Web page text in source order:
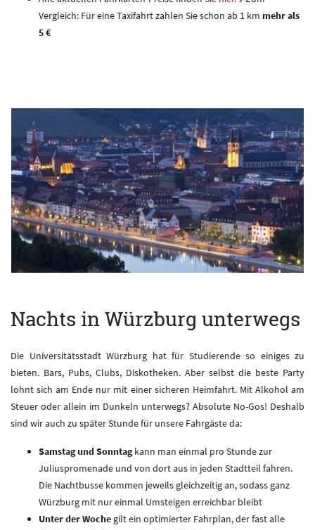
Vergleich: Für eine Taxifahrt zahlen Sie schon ab 1 km mehr als
5 €
Nachts in Würzburg unterwegs
Die Universitätsstadt Würzburg hat für Studierende so einiges zu
bieten. Bars, Pubs, Clubs, Diskotheken. Aber selbst die beste Party
lohnt sich am Ende nur mit einer sicheren Heimfahrt. Mit Alkohol am
Steuer oder allein im Dunkeln unterwegs? Absolute No-Gos! Deshalb
sind wir auch zu später Stunde für unsere Fahrgäste da:
Samstag und Sonntagkann man einmal pro Stunde zur
Juliuspromenade und von dort aus in jeden Stadtteil fahren.
Die Nachtbusse kommen jeweils gleichzeitig an, sodass ganz
Würzburg mit nur einmal Umsteigen erreichbar bleibt
Unter der Woche gilt ein optimierter Fahrplan, der fast alle